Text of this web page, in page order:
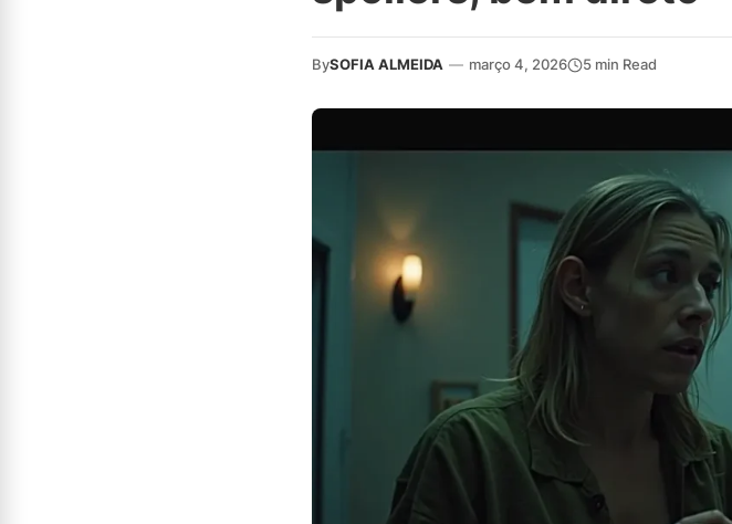
BySOFIA ALMEIDA — março 4, 2026 5 min Read